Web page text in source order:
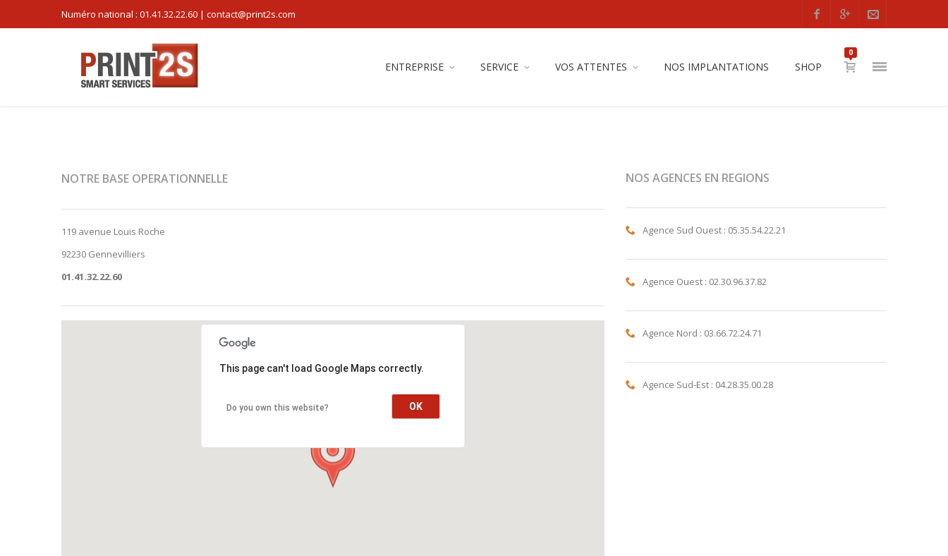
Numéro national : 01.41.32.22.60 | contact@print2s.com
0
ENTREPRISE SERVICE VOS ATTENTES NOS IMPLANTATIONS SHOP
NOTRE BASE OPERATIONNELLE
119 avenue Louis Roche
92230 Gennevilliers
01.41.32.22.60
This page can't load Google Maps correctly.
Do you own this website? OK
NOS AGENCES EN REGIONS
Agence Sud Ouest : 05.35.54.22.21
Agence Ouest : 02.30.96.37.82
Agence Nord : 03.66.72.24.71
Agence Sud-Est : 04.28.35.00.28